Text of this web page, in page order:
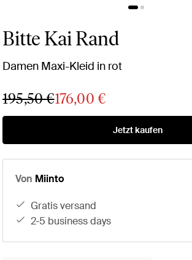
Bitte Kai Rand
Damen Maxi-Kleid in rot
195,50 €176,00 €
Jetzt kaufen
Von Miinto
gratis versand
2-5 business days